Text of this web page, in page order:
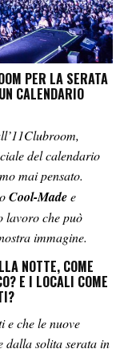
PER LA SERATA
CALENDARIO
del calendario
mai pensato.
Cool-Madee
lavoro che può
immagine.
NOTTE, COME
E I LOCALI COME
e che le nuove
dalla solita serata in